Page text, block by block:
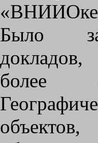
Было
докладов,
более